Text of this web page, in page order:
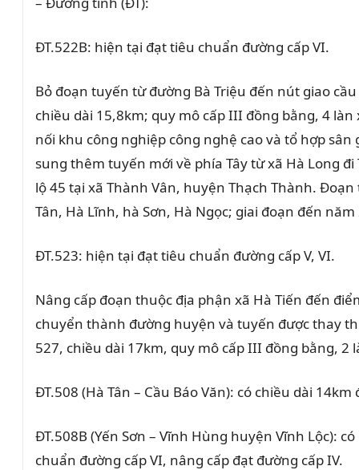
ĐT.522B: hiện tại đạt tiêu chuẩn đường cấp VI.
Bỏ đoạn tuyến từ đường Bà Triệu đến nút giao
chiều dài 15,8km; quy mô cấp III đồng bằng, 4
nối khu công nghiệp công nghệ cao và tổ hợp
sung thêm tuyến mới về phía Tây từ xã Hà Long
lộ 45 tại xã Thành Vân, huyện Thạch Thành. Đoạn
Tân, Hà Lĩnh, hà Sơn, Hà Ngọc; giai đoạn đến
ĐT.523: hiện tại đạt tiêu chuẩn đường cấp V, VI.
Nâng cấp đoạn thuộc địa phận xã Hà Tiến đến
chuyển thành đường huyện và tuyến được thay
527, chiều dài 17km, quy mô cấp III đồng bằng, 2
ĐT.508 (Hà Tân – Cầu Báo Văn): có chiều dài
ĐT.508B (Yến Sơn – Vĩnh Hùng huyện Vĩnh Lộc):
chuẩn đường cấp VI, nâng cấp đạt đường cấp IV.